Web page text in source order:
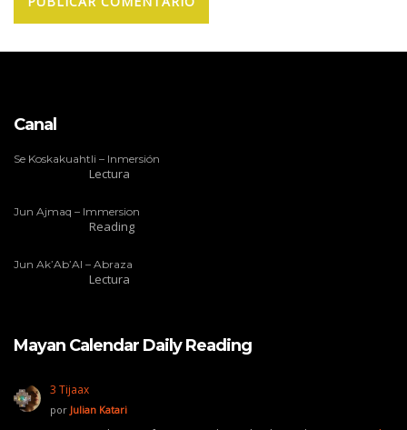
Canal
Se Koskakuahtli – Inmersión
Lectura
Jun Ajmaq – Immersion
Reading
Jun Ak’Ab’Al – Abraza
Lectura
Mayan Calendar Daily Reading
3 Tijaax
por Julian Katari